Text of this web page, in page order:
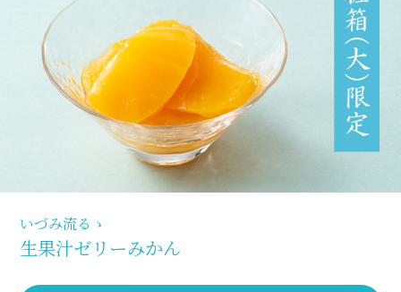
いづみ流るゝ
生果汁ゼリーみかん